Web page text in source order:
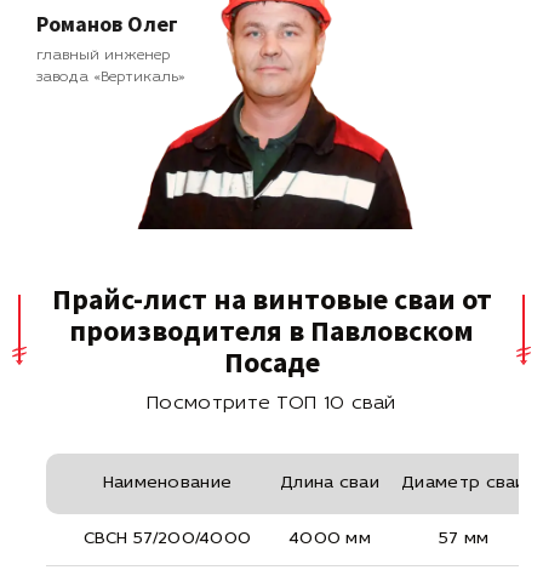
Романов Олег
главный инженер
завода «Вертикаль»
Прайс-лист на винтовые сваи от
производителя в Павловском
Посаде
Посмотрите ТОП 10 свай
Наименование Длина сваи Диаметр сваи
СВСН 57/200/4000 4000 мм 57 мм